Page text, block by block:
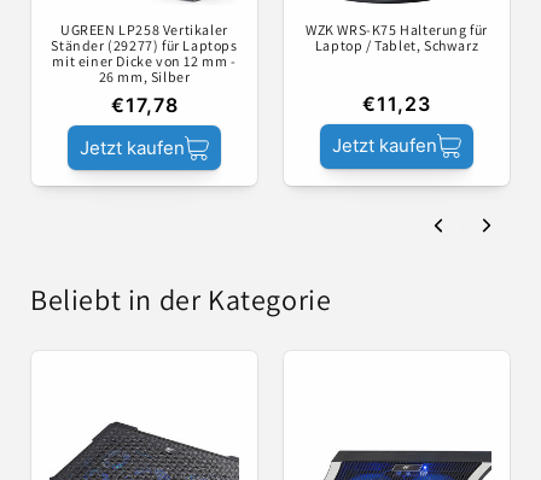
UGREEN LP258 Vertikaler
Ständer (29277) für Laptops
mit einer Dicke von 12 mm -
26 mm, Silber
€17,78
Jetzt kaufen
WZK WRS-K75 Halterung für
Laptop / Tablet, Schwarz
€11,23
Jetzt kaufen
Beliebt in der Kategorie